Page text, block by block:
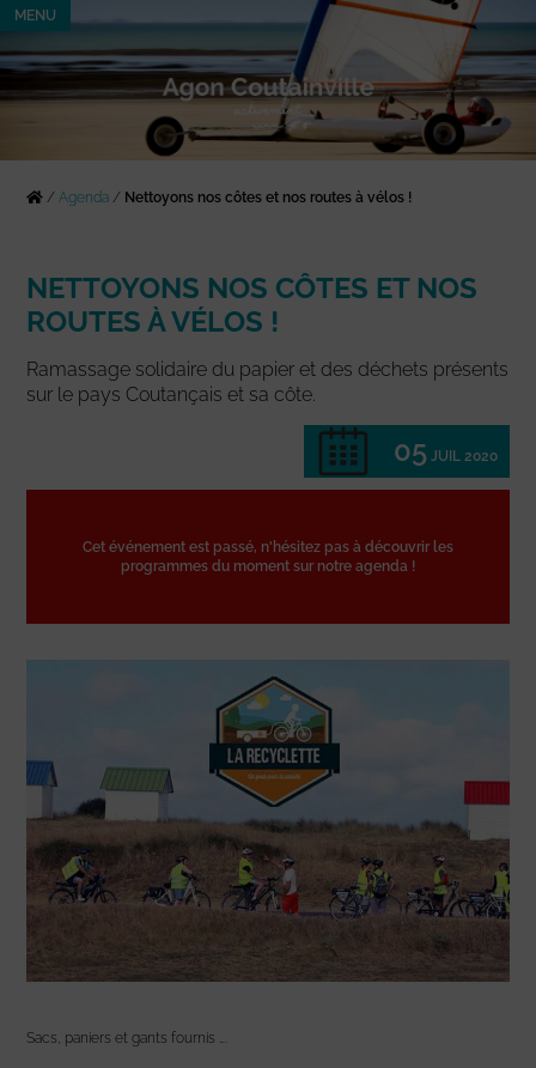
MENU
/Agenda / Nettoyons nos côtes et nos routes à vélos !
NETTOYONS NOS CÔTES ET NOS
ROUTES À VÉLOS !
Ramassage solidaire du papier et des déchets présents
sur le pays Coutançais et sa côte.
05 JUIL 2020
Cet événement est passé, n'hésitez pas à découvrir les
programmes du moment sur notre agenda !
Sacs, paniers et gants fournis ….